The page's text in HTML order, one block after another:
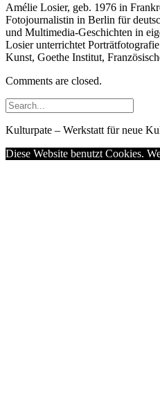
Amélie Losier, geb. 1976 in
Fotojournalistin in Berlin für
und Multimedia-Geschichten in
Losier unterrichtet
Kunst, Goethe Institut,
Comments are closed.
Kulturpate – Werkstatt für neue
Diese Website benutzt Cookies.